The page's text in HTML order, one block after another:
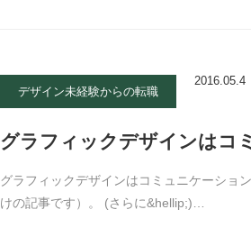
デザイン未経験からの転職
2016.05.4
グラフィックデザインはコ
グラフィックデザインはコミュニケーショ
けの記事です）。 (さらに&hellip;)…